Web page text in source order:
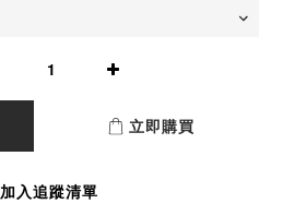
立即購買
加入追蹤清單